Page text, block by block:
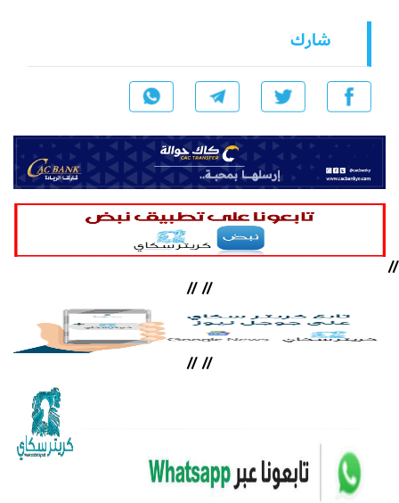
شارك
//
//
//
//
//